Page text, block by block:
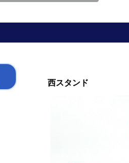
西スタンド